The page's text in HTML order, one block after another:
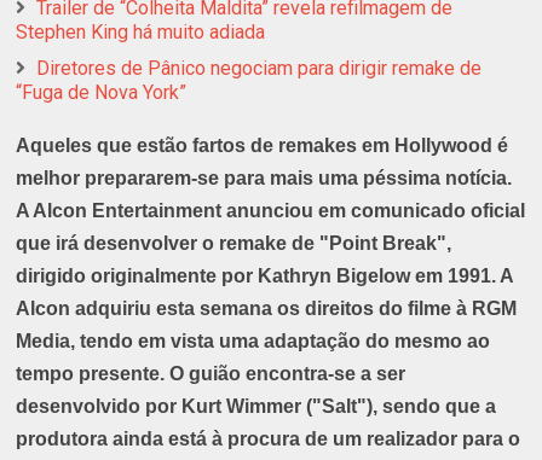
Trailer de “Colheita Maldita” revela refilmagem de
Stephen King há muito adiada
Diretores de Pânico negociam para dirigir remake de
“Fuga de Nova York”
Aqueles que estão fartos de remakes em Hollywood é
melhor prepararem-se para mais uma péssima notícia.
A Alcon Entertainment anunciou em comunicado oficial
que irá desenvolver o remake de "Point Break",
dirigido originalmente por Kathryn Bigelow em 1991. A
Alcon adquiriu esta semana os direitos do filme à RGM
Media, tendo em vista uma adaptação do mesmo ao
tempo presente. O guião encontra-se a ser
desenvolvido por Kurt Wimmer ("Salt"), sendo que a
produtora ainda está à procura de um realizador para o